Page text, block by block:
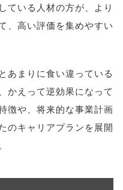
ている人材の方が、より
、高い評価を集めやすい
あまりに食い違っている
かえって逆効果になって
徴や、将来的な事業計画
のキャリアプランを展開